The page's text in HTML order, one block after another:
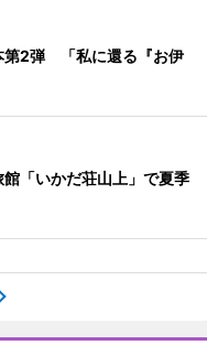
第2弾 「私に還る『お伊
「いかだ荘山上」で夏季